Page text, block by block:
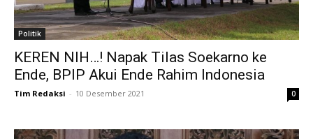
Politik
KEREN NIH…! Napak Tilas Soekarno ke
Ende, BPIP Akui Ende Rahim Indonesia
Tim Redaksi - 10 Desember 2021 0